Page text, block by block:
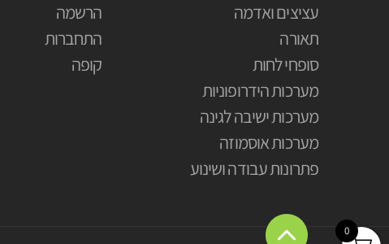
עציצים ואדמה
תאורה
סופחי לחות
מערכות הידרופוניות
מערכות ישיבה לגינה
מערכות אוסמוזה
פתרונות עבודה ושינוע
הרשמה
התחברות
קופה
0